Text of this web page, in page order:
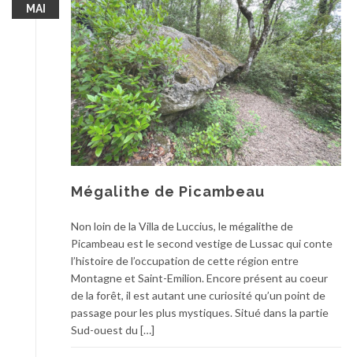
MAI
Mégalithe de Picambeau
Non loin de la Villa de Luccius, le mégalithe de
Picambeau est le second vestige de Lussac qui conte
l’histoire de l’occupation de cette région entre
Montagne et Saint-Emilion. Encore présent au coeur
de la forêt, il est autant une curiosité qu’un point de
passage pour les plus mystiques. Situé dans la partie
Sud-ouest du […]